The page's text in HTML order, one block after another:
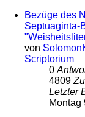
Bezüge des
Septuaginta-
von
Scriptorium
0
4809
Letzter
Montag